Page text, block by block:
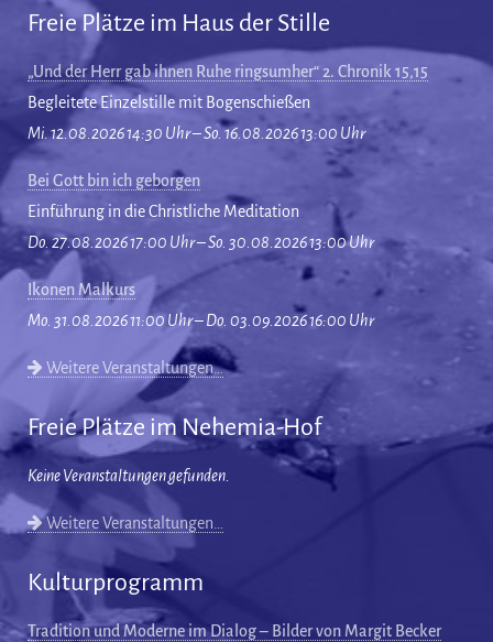
Freie Plätze im Haus der Stille
„Und der Herr gab ihnen Ruhe ringsumher“ 2. Chronik 15,15
Begleitete Einzelstille mit Bogenschießen
Mi. 12.08.2026 14:30 Uhr – So. 16.08.2026 13:00 Uhr
Bei Gott bin ich geborgen
Einführung in die Christliche Meditation
Do. 27.08.2026 17:00 Uhr – So. 30.08.2026 13:00 Uhr
Ikonen Malkurs
Mo. 31.08.2026 11:00 Uhr – Do. 03.09.2026 16:00 Uhr
Weitere Veranstaltungen…
Freie Plätze im Nehemia-Hof
Keine Veranstaltungen gefunden.
Weitere Veranstaltungen…
Kulturprogramm
Tradition und Moderne im Dialog – Bilder von Margit Becker